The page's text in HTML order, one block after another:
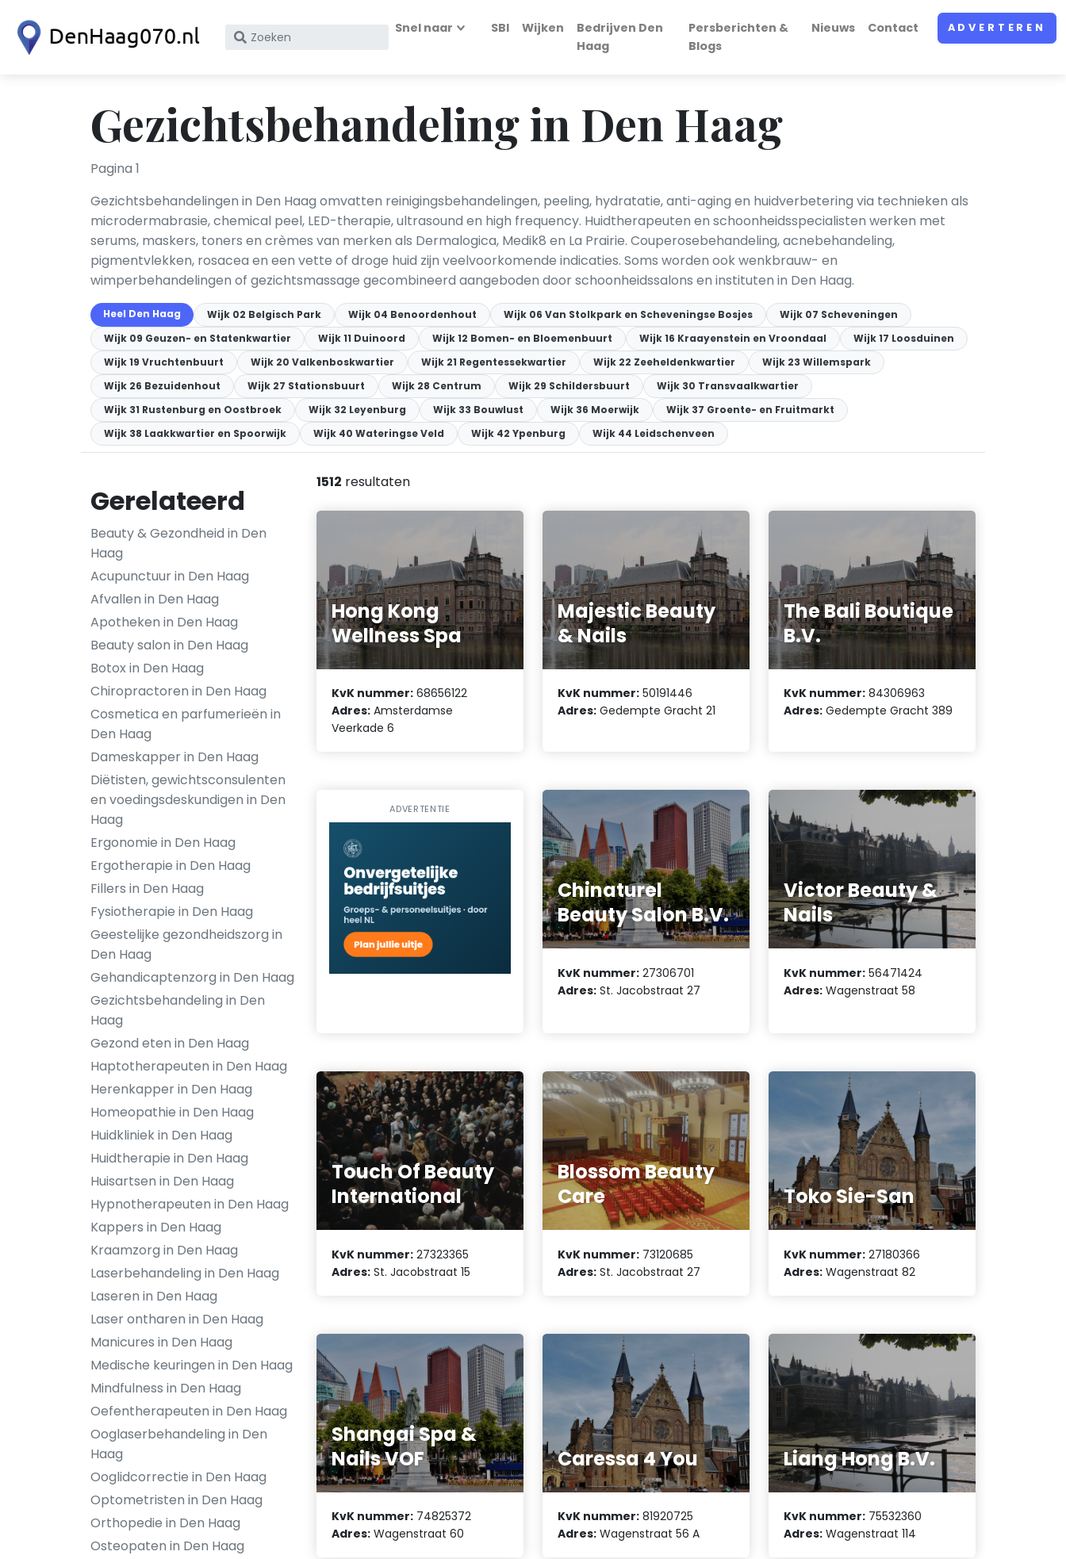
Zoek
KvK
nummer
Snel naar SBI Wijken
Bedrijven Den
Haag
Persberichten &
Blogs
Nieuws Contact ADVERTEREN
Gezichtsbehandeling in Den Haag
Pagina 1
Gezichtsbehandelingen in Den Haag omvatten reinigingsbehandelingen, peeling, hydratatie, anti-aging en huidverbetering via technieken als
microdermabrasie, chemical peel, LED-therapie, ultrasound en high frequency. Huidtherapeuten en schoonheidsspecialisten werken met
serums, maskers, toners en crèmes van merken als Dermalogica, Medik8 en La Prairie. Couperosebehandeling, acnebehandeling,
pigmentvlekken, rosacea en een vette of droge huid zijn veelvoorkomende indicaties. Soms worden ook wenkbrauw- en
wimperbehandelingen of gezichtsmassage gecombineerd aangeboden door schoonheidssalons en instituten in Den Haag.
Heel Den Haag Wijk 02 Belgisch Park Wijk 04 Benoordenhout Wijk 06 Van Stolkpark en Scheveningse Bosjes
Wijk 07 Scheveningen
Wijk 09 Geuzen- en Statenkwartier
Wijk 11 Duinoord Wijk 12 Bomen- en Bloemenbuurt Wijk 16 Kraayenstein en Vroondaal
Wijk 17 Loosduinen
Wijk 19 Vruchtenbuurt
Wijk 20 Valkenboskwartier Wijk 21 Regentessekwartier Wijk 22 Zeeheldenkwartier
Wijk 23 Willemspark
Wijk 26 Bezuidenhout
Wijk 27 Stationsbuurt Wijk 28 Centrum Wijk 29 Schildersbuurt
Wijk 30 Transvaalkwartier
Wijk 31 Rustenburg en Oostbroek
Wijk 32 Leyenburg Wijk 33 Bouwlust Wijk 36 Moerwijk
Wijk 37 Groente- en Fruitmarkt
Wijk 38 Laakkwartier en Spoorwijk
Wijk 40 Wateringse Veld Wijk 42 Ypenburg Wijk 44 Leidschenveen
Gerelateerd
Beauty & Gezondheid in Den
Haag
Acupunctuur in Den Haag
Afvallen in Den Haag
Apotheken in Den Haag
Beauty salon in Den Haag
Botox in Den Haag
Chiropractoren in Den Haag
Cosmetica en parfumerieën in
Den Haag
Dameskapper in Den Haag
Diëtisten, gewichtsconsulenten
en voedingsdeskundigen in Den
Haag
Ergonomie in Den Haag
Ergotherapie in Den Haag
Fillers in Den Haag
Fysiotherapie in Den Haag
Geestelijke gezondheidszorg in
Den Haag
Gehandicaptenzorg in Den Haag
Gezichtsbehandeling in Den
Haag
Gezond eten in Den Haag
Haptotherapeuten in Den Haag
Herenkapper in Den Haag
Homeopathie in Den Haag
Huidkliniek in Den Haag
Huidtherapie in Den Haag
Huisartsen in Den Haag
Hypnotherapeuten in Den Haag
Kappers in Den Haag
Kraamzorg in Den Haag
Laserbehandeling in Den Haag
Laseren in Den Haag
Laser ontharen in Den Haag
Manicures in Den Haag
Medische keuringen in Den Haag
Mindfulness in Den Haag
Oefentherapeuten in Den Haag
Ooglaserbehandeling in Den
Haag
Ooglidcorrectie in Den Haag
Optometristen in Den Haag
Orthopedie in Den Haag
Osteopaten in Den Haag
1512 resultaten
Hong Kong
Wellness Spa
KvK nummer: 68656122
Adres: Amsterdamse
Veerkade 6
Majestic Beauty
& Nails
KvK nummer: 50191446
Adres: Gedempte Gracht 21
The Bali Boutique
B.V.
KvK nummer: 84306963
Adres: Gedempte Gracht 389
ADVERTENTIE
Chinaturel
Beauty Salon B.V.
KvK nummer: 27306701
Adres: St. Jacobstraat 27
Victor Beauty &
Nails
KvK nummer: 56471424
Adres: Wagenstraat 58
Touch Of Beauty
International
KvK nummer: 27323365
Adres: St. Jacobstraat 15
Blossom Beauty
Care
KvK nummer: 73120685
Adres: St. Jacobstraat 27
Toko Sie-San
KvK nummer: 27180366
Adres: Wagenstraat 82
Shangai Spa &
Nails VOF
KvK nummer: 74825372
Adres: Wagenstraat 60
Caressa 4 You
KvK nummer: 81920725
Adres: Wagenstraat 56 A
Liang Hong B.V.
KvK nummer: 75532360
Adres: Wagenstraat 114